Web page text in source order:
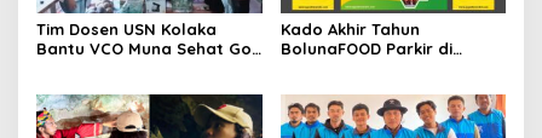
Tim Dosen USN Kolaka
Bantu VCO Muna Sehat Go
Kado Akhir Tahun
BolunaFOOD Parkir di